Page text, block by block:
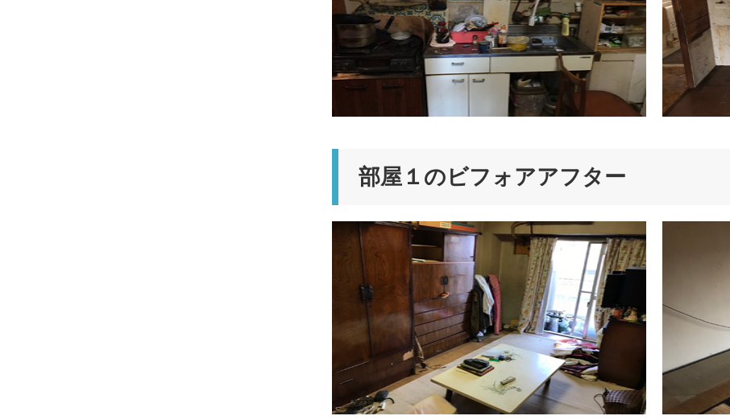
部屋１のビフォアアフター